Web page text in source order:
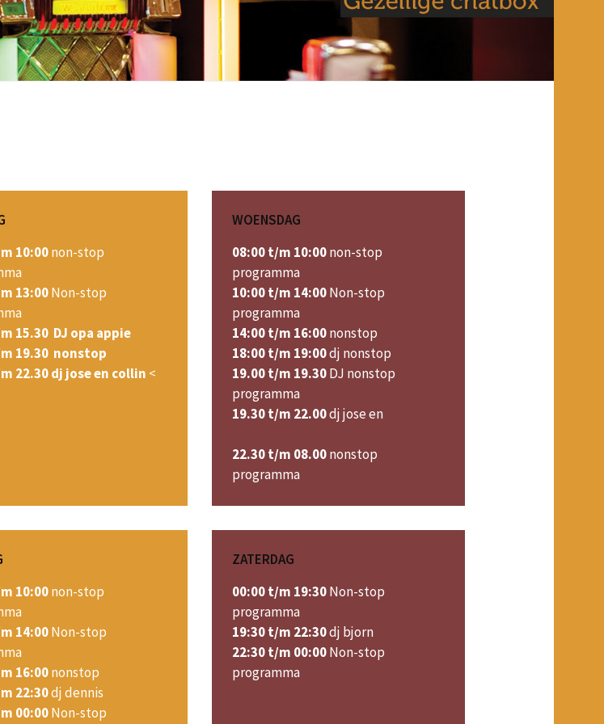
10:00non-stop
13:00Non-stop
15.30 DJ opa appie
19.30 nonstop
22.30 dj jose en collin <
WOENSDAG
08:00 t/m 10:00non-stop
programma
10:00 t/m 14:00Non-stop
programma
14:00 t/m 16:00nonstop
18:00 t/m 19:00dj nonstop
19.00 t/m 19.30DJ nonstop
programma
19.30 t/m 22.00dj jose en
22.30 t/m 08.00nonstop
programma
10:00non-stop
14:00Non-stop
16:00nonstop
22:30dj dennis
00:00Non-stop
ZATERDAG
00:00 t/m 19:30Non-stop
programma
19:30 t/m 22:30dj bjorn
22:30 t/m 00:00Non-stop
programma